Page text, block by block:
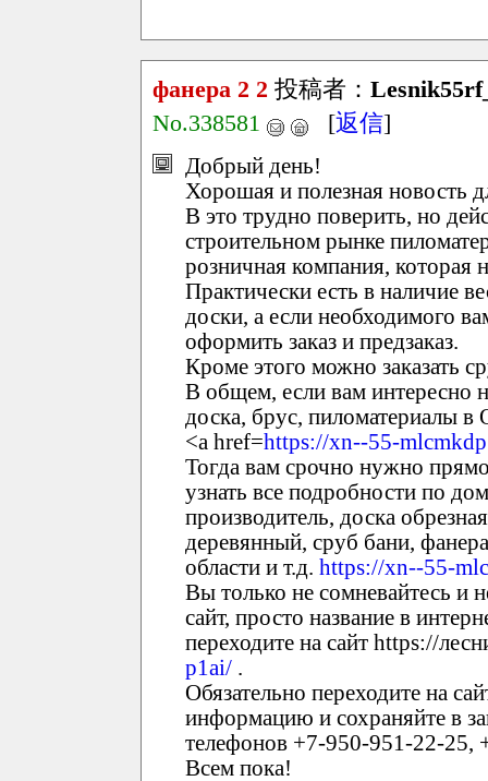
фанера 2 2 投稿者：
No.338581
[返信]
Добрый день!
Хорошая и полезная новость
В это трудно поверить, но
строительном рынке
розничная компания, которая
Практически есть в наличие
доски, а если необходимого
оформить заказ и предзаказ.
Кроме этого можно заказать
В общем, если вам интересно
доска, брус, пиломатериалы в
<a href=https://xn--55-
Тогда вам срочно нужно
узнать все подробности по
производитель, доска
деревянный, сруб бани,
области и т.д. https://xn--55-
Вы только не сомневайтесь и
сайт, просто название в
переходите на сайт https://
p1ai/ .
Обязательно переходите на
информацию и сохраняйте в
телефонов +7-950-951-22-25,
Всем пока!